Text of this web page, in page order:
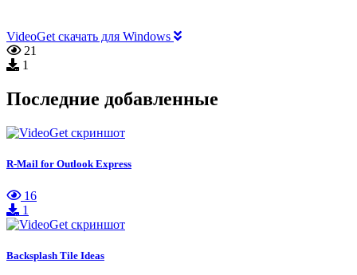
VideoGet скачать для Windows
21
1
Последние добавленные
R-Mail for Outlook Express
16
1
Backsplash Tile Ideas